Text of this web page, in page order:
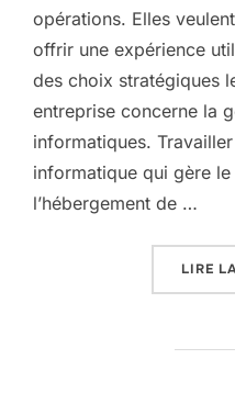
opérations. Elles
offrir une expérience
des choix stratégiques
entreprise concerne la
informatiques.
informatique qui gère
l’hébergement de …
LIRE